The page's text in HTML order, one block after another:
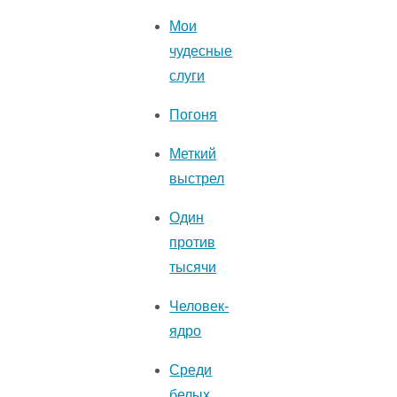
Мои
чудесные
слуги
Погоня
Меткий
выстрел
Один
против
тысячи
Человек-
ядро
Среди